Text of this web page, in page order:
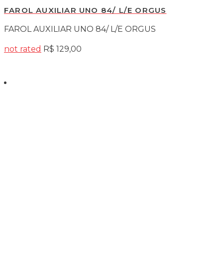
FAROL AUXILIAR UNO 84/ L/E ORGUS
FAROL AUXILIAR UNO 84/ L/E ORGUS
not rated R$ 129,00